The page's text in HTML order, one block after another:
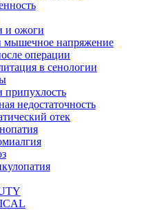
и ожоги
мышечное напряжение
операции
в сенологии
припухлость
недостаточность
отек